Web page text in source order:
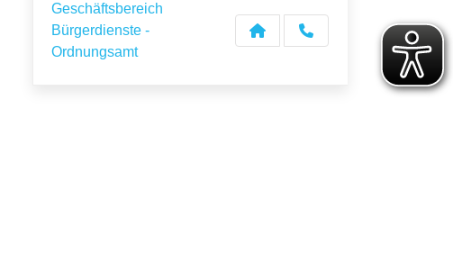
Geschäftsbereich
Bürgerdienste -
Ordnungsamt